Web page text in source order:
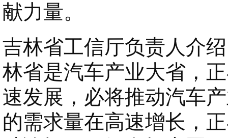
献力量。
吉林省工信厅负责人介
林省是汽车产业大省，
速发展，必将推动汽车
的需求量在高速增长，